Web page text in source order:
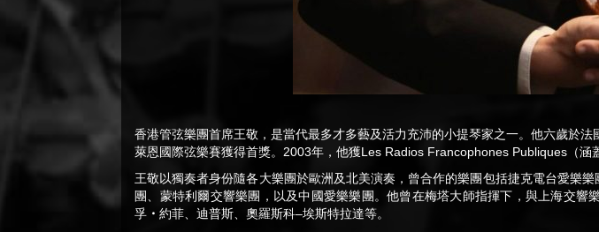
香港管弦樂團首席王敬，是當代最多才多藝及活力充沛的小提琴家之一。他六歲於
萊恩國際弦樂賽獲得首獎。2003年，他獲Les Radios Francophones Publiques（涵
王敬以獨奏者身份隨各大樂團於歐洲及北美演奏，曾合作的樂團包括捷克電台愛樂
團、蒙特利爾交響樂團，以及中國愛樂樂團。他曾在梅塔大師指揮下，與上海交
孚 ・ 約菲、迪普斯、奧羅斯科–埃斯特拉達等。